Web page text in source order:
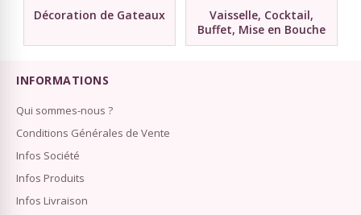
Décoration de Gateaux
Vaisselle, Cocktail,
Buffet, Mise en Bouche
INFORMATIONS
Qui sommes-nous ?
Conditions Générales de Vente
Infos Société
Infos Produits
Infos Livraison